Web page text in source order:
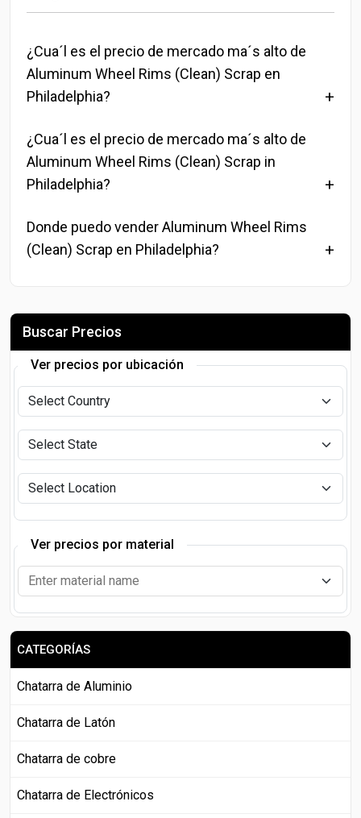
¿Cua´l es el precio de mercado ma´s alto de
Aluminum Wheel Rims (Clean) Scrap en
Philadelphia?
¿Cua´l es el precio de mercado ma´s alto de
Aluminum Wheel Rims (Clean) Scrap in
Philadelphia?
Donde puedo vender Aluminum Wheel Rims
(Clean) Scrap en Philadelphia?
Buscar Precios
Ver precios por ubicación
Ver precios por material
CATEGORÍAS
Chatarra de Aluminio
Chatarra de Latón
Chatarra de cobre
Chatarra de Electrónicos